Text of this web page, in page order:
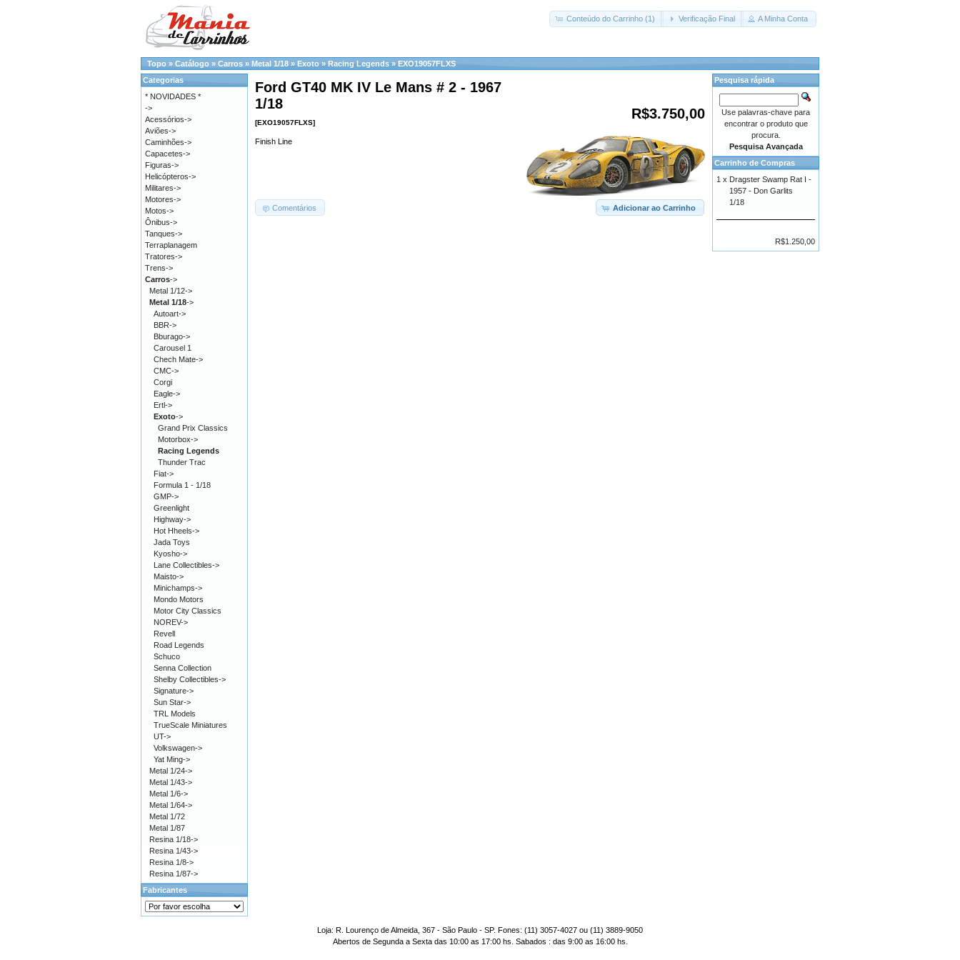
Conteúdo do Carrinho (1) Verificação Final A Minha Conta
Topo » Catálogo » Carros » Metal 1/18 » Exoto » Racing Legends » EXO19057FLXS
R$3.750,00
Ford GT40 MK IV Le Mans # 2 - 1967
1/18
[EXO19057FLXS]
Finish Line
Adicionar ao Carrinho
Comentários
Categorias
* NOVIDADES *
->
Acessórios->
Aviões->
Caminhões->
Capacetes->
Figuras->
Helicópteros->
Militares->
Motores->
Motos->
Ônibus->
Tanques->
Terraplanagem
Tratores->
Trens->
Carros->
Metal 1/12->
Metal 1/18->
Autoart->
BBR->
Bburago->
Carousel 1
Chech Mate->
CMC->
Corgi
Eagle->
Ertl->
Exoto->
Grand Prix Classics
Motorbox->
Racing Legends
Thunder Trac
Fiat->
Formula 1 - 1/18
GMP->
Greenlight
Highway->
Hot Hheels->
Jada Toys
Kyosho->
Lane Collectibles->
Maisto->
Minichamps->
Mondo Motors
Motor City Classics
NOREV->
Revell
Road Legends
Schuco
Senna Collection
Shelby Collectibles->
Signature->
Sun Star->
TRL Models
TrueScale Miniatures
UT->
Volkswagen->
Yat Ming->
Metal 1/24->
Metal 1/43->
Metal 1/6->
Metal 1/64->
Metal 1/72
Metal 1/87
Resina 1/18->
Resina 1/43->
Resina 1/8->
Resina 1/87->
Fabricantes
Pesquisa rápida
Use palavras-chave para
encontrar o produto que
procura.
Pesquisa Avançada
Carrinho de Compras
1 x Dragster Swamp Rat I -
1957 - Don Garlits
1/18
R$1.250,00
Loja: R. Lourenço de Almeida, 367 - São Paulo - SP. Fones: (11) 3057-4027 ou (11) 3889-9050
Abertos de Segunda a Sexta das 10:00 as 17:00 hs. Sabados : das 9:00 as 16:00 hs.